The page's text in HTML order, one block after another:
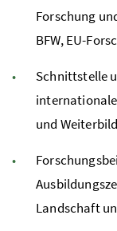
Forschung
BFW,EU-
Schnittstelle
und
Landschaft